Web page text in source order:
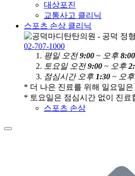
대상포진
교통사고 클리닉
스포츠 손상 클리닉
02-707-1000
평일 오전9:00 ~ 오후8:00
토요일 오전9:00 ~ 오후
점심시간 오후1:30 ~ 오
* 더 나은 진료를 위해 일요일
* 토요일은 점심시간 없이 진료
스포츠 손상